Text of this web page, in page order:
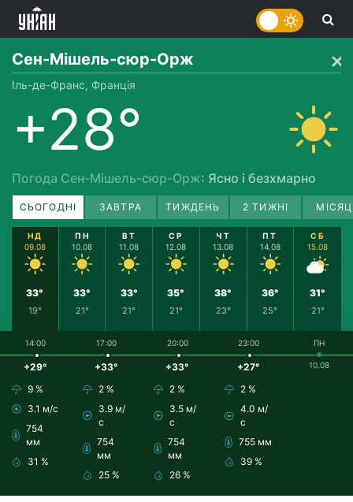
Сен-Мішель-сюр-Орж
Іль-де-Франс, Франція
+28°
Погода Сен-Мішель-сюр-Орж: Ясно і безхмарно
СЬОГОДНІ ЗАВТРА ТИЖДЕНЬ 2 ТИЖНІ
НД
09.08
33°
19°
ПН
10.08
33°
21°
ВТ
11.08
33°
21°
СР
12.08
35°
21°
ЧТ
13.08
38°
23°
ПТ
14.08
36°
25°
СБ
15.08
31°
21°
14:00
+29°
9 %
3.1 м/с
754
мм
31 %
17:00
+33°
2 %
3.9 м/
с
754
мм
25 %
20:00
+33°
2 %
3.5 м/
с
754
мм
26 %
23:00
+27°
2 %
4.0 м/
с
755 мм
39 %
ПН
10.08